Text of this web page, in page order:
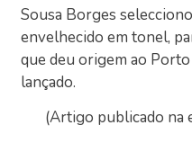
Sousa Borges
envelhecido em tonel,
que deu origem ao
lançado.
(Artigo publicado na